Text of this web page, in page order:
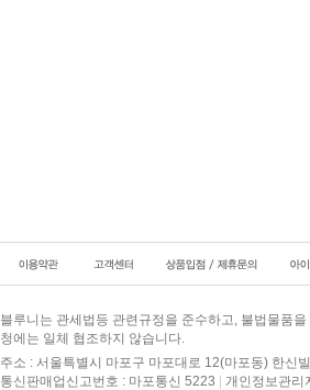
블루니는 관세법등 관련규정을 준수하고, 불법물품
청에는 일체 협조하지 않습니다.
주소 : 서울특별시 마포구 마포대로 12(마포동) 한신
통신판매업신고번호 : 마포통신 5223
개인정보관리